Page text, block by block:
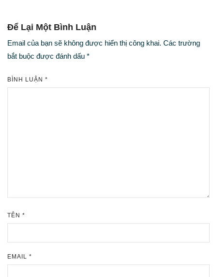
Để Lại Một Bình Luận
Email của bạn sẽ không được hiển thị công khai. Các trường
bắt buộc được đánh dấu *
BÌNH LUẬN *
TÊN *
EMAIL *